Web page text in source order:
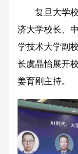
复旦大学校
济大学校长、
学技术大学副
长虞晶怡展开
姜育刚主持。